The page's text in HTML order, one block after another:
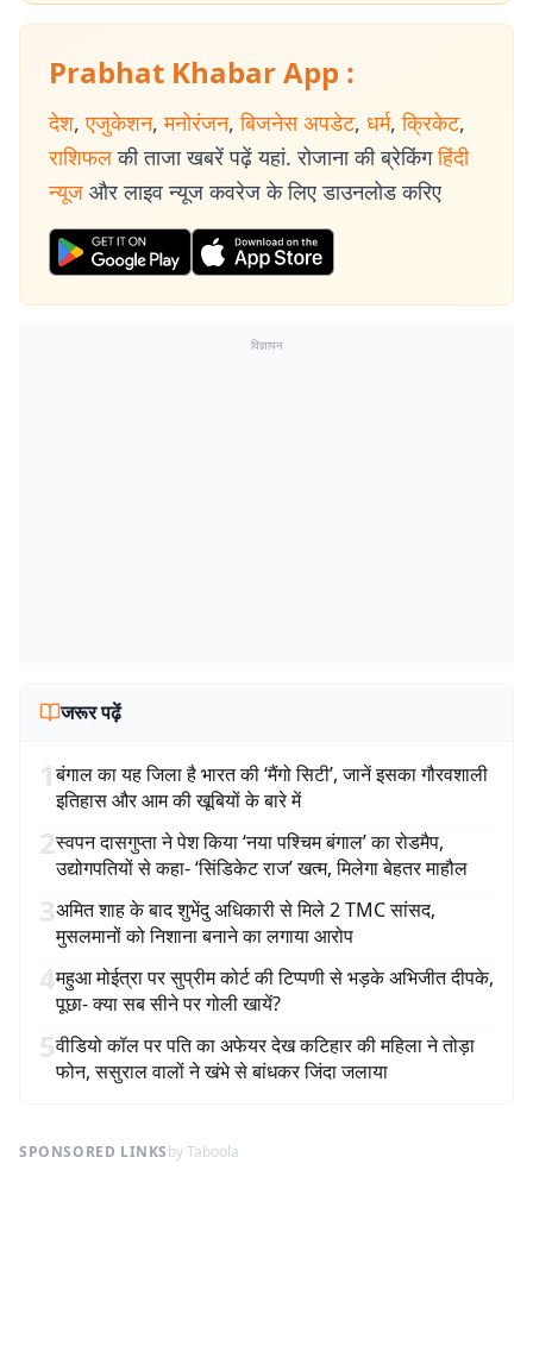
Prabhat Khabar App :
देश, एजुकेशन, मनोरंजन, बिजनेस अपडेट, धर्म, क्रिकेट,
राशिफल की ताजा खबरें पढ़ें यहां. रोजाना की ब्रेकिंग हिंदी
न्यूज और लाइव न्यूज कवरेज के लिए डाउनलोड करिए
विज्ञापन
जरूर पढ़ें
1बंगाल का यह जिला है भारत की ‘मैंगो सिटी’, जानें इसका गौरवशाली
इतिहास और आम की खूबियों के बारे में
2स्वपन दासगुप्ता ने पेश किया ‘नया पश्चिम बंगाल’ का रोडमैप,
उद्योगपतियों से कहा- ‘सिंडिकेट राज’ खत्म, मिलेगा बेहतर माहौल
3अमित शाह के बाद शुभेंदु अधिकारी से मिले 2 TMC सांसद,
मुसलमानों को निशाना बनाने का लगाया आरोप
4महुआ मोईत्रा पर सुप्रीम कोर्ट की टिप्पणी से भड़के अभिजीत दीपके,
पूछा- क्या सब सीने पर गोली खायें?
5वीडियो कॉल पर पति का अफेयर देख कटिहार की महिला ने तोड़ा
फोन, ससुराल वालों ने खंभे से बांधकर जिंदा जलाया
SPONSORED LINKSby Taboola